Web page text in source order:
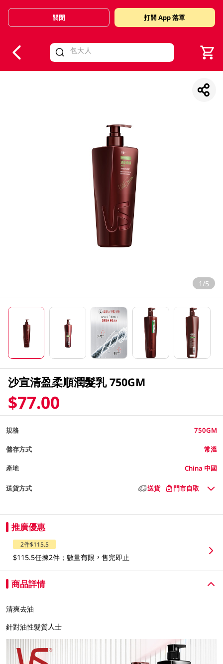
Valid Until 30 June 2026
關閉 打開 App 落單
1/5
沙宣清盈柔順潤髮乳 750GM
$77.00
規格 750GM
儲存方式 常溫
產地 China 中國
送貨方式 送貨 門市自取
推廣優惠
2件$115.5
$115.5任揀2件；數量有限，售完即止
商品詳情
清爽去油
針對油性髮質人士